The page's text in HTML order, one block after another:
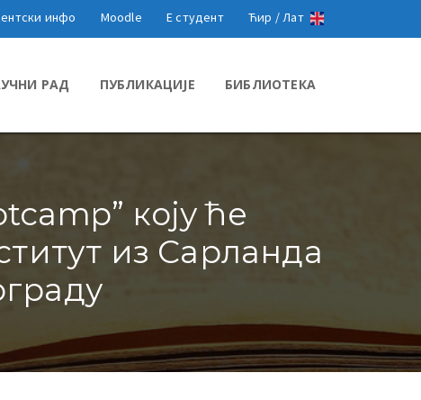
инфо Moodle Е студент Ћир /Лат
РАД ПУБЛИКАЦИЈЕ БИБЛИОТЕКА
коју ће
из Сарланда